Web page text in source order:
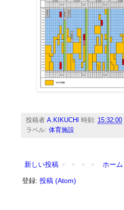
投稿者A.KIKUCHI 時刻: 15:32:00
ラベル:体育施設
新しい投稿 ホーム
登録:投稿 (Atom)